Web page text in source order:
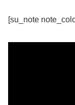
[su_note